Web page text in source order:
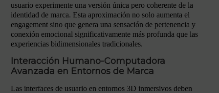
usuario experimente una versión única pero coherente de la
identidad de marca. Esta aproximación no solo aumenta el
engagement sino que genera una sensación de pertenencia y
conexión emocional significativamente más profunda que las
experiencias bidimensionales tradicionales.
Interacción Humano-Computadora
Avanzada en Entornos de Marca
Las interfaces de usuario en entornos 3D inmersivos deben